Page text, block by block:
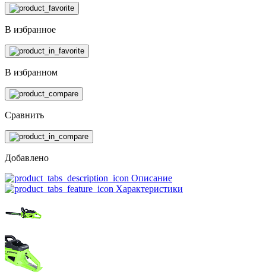
В избранное
В избранном
Сравнить
Добавлено
Описание
Характеристики